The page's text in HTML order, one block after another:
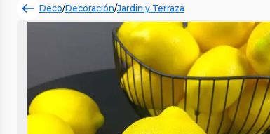
Deco/Decoración/Jardin y Terraza